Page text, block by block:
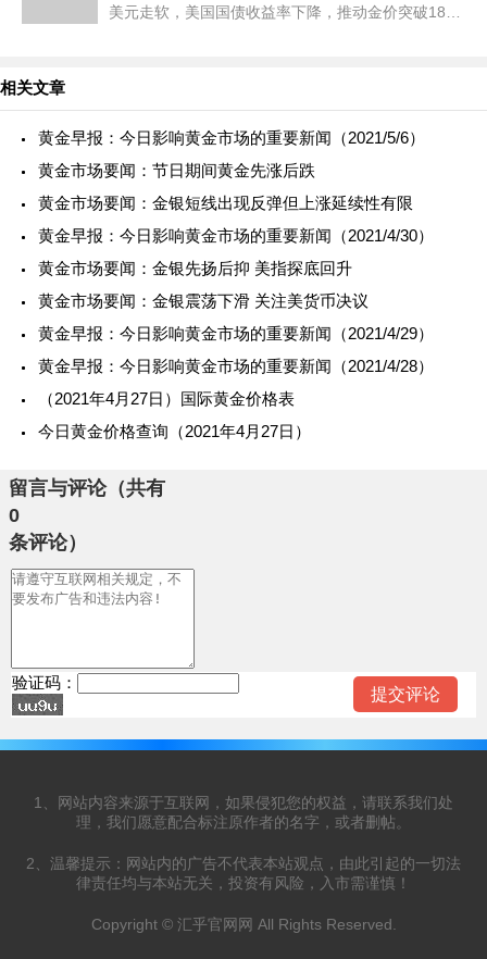
美元走软，美国国债收益率下降，推动金价突破1800
相关文章
黄金早报：今日影响黄金市场的重要新闻（2021/5/6）
黄金市场要闻：节日期间黄金先涨后跌
黄金市场要闻：金银短线出现反弹但上涨延续性有限
黄金早报：今日影响黄金市场的重要新闻（2021/4/30）
黄金市场要闻：金银先扬后抑 美指探底回升
黄金市场要闻：金银震荡下滑 关注美货币决议
黄金早报：今日影响黄金市场的重要新闻（2021/4/29）
黄金早报：今日影响黄金市场的重要新闻（2021/4/28）
（2021年4月27日）国际黄金价格表
今日黄金价格查询（2021年4月27日）
留言与评论（共有
0
条评论）
验证码：
1、网站内容来源于互联网，如果侵犯您的权益，请联系我们处
理，我们愿意配合标注原作者的名字，或者删帖。
2、温馨提示：网站内的广告不代表本站观点，由此引起的一切法
律责任均与本站无关，投资有风险，入市需谨慎！
Copyright © 汇乎官网网 All Rights Reserved.